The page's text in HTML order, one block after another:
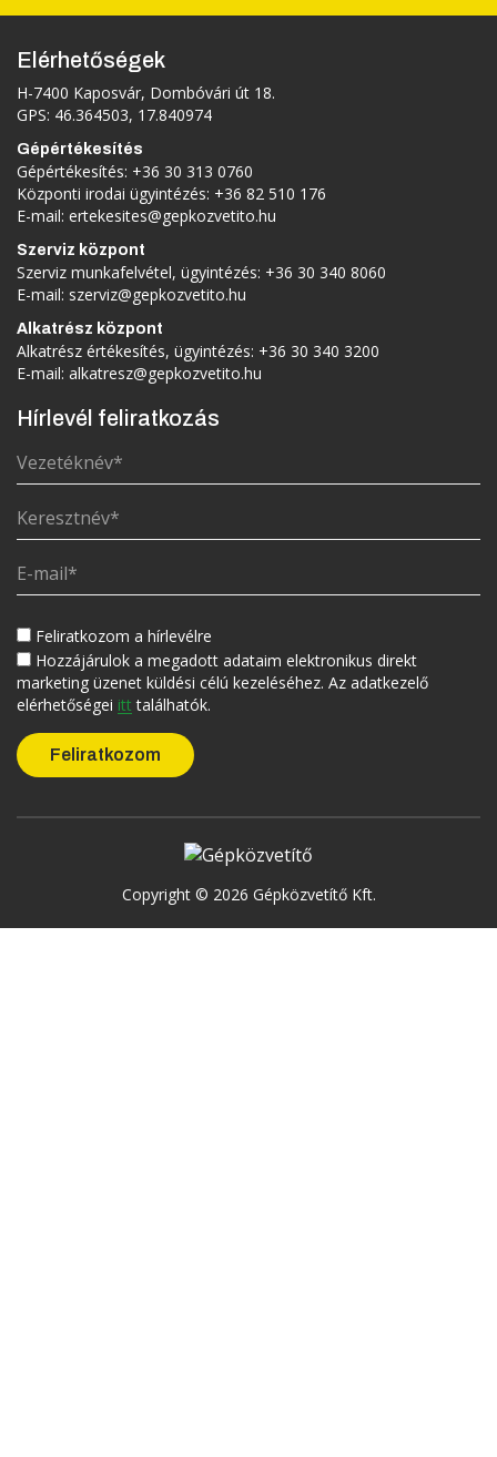
Elérhetőségek
H-7400 Kaposvár, Dombóvári út 18.
GPS: 46.364503, 17.840974
Gépértékesítés
Gépértékesítés: +36 30 313 0760
Központi irodai ügyintézés: +36 82 510 176
E-mail: ertekesites@gepkozvetito.hu
Szerviz központ
Szerviz munkafelvétel, ügyintézés: +36 30 340 8060
E-mail: szerviz@gepkozvetito.hu
Alkatrész központ
Alkatrész értékesítés, ügyintézés: +36 30 340 3200
E-mail: alkatresz@gepkozvetito.hu
Hírlevél feliratkozás
Feliratkozom a hírlevélre
Hozzájárulok a megadott adataim elektronikus direkt
marketing üzenet küldési célú kezeléséhez. Az adatkezelő
elérhetőségei itt találhatók.
Copyright © 2026 Gépközvetítő Kft.